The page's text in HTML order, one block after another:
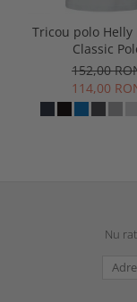
Tricou polo Helly
Classic
152,00
114,00
Nu